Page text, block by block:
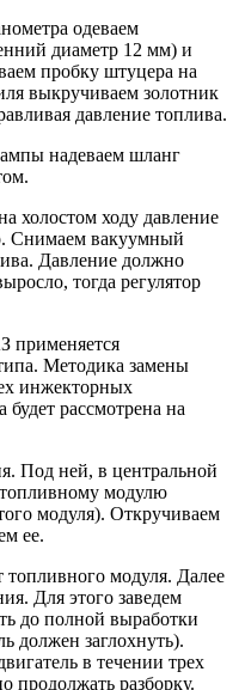
одеваем
диаметр 12 мм) и
пробку штуцера на
выкручиваем золотник
давление топлива.
надеваем шланг
холостом ходу давление
Снимаем вакуумный
Давление должно
тогда регулятор
применяется
Методика замены
инжекторных
рассмотрена на
Под ней, в центральной
модулю
модуля). Откручиваем
ее.
модуля. Далее
Для этого заведем
до полной выработки
должен заглохнуть).
в течении трех
продолжать разборку.